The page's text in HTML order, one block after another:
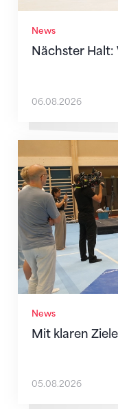
News
Nächster
06.08.2026
News
Mit klaren
Mit klaren Zielen
05.08.2026